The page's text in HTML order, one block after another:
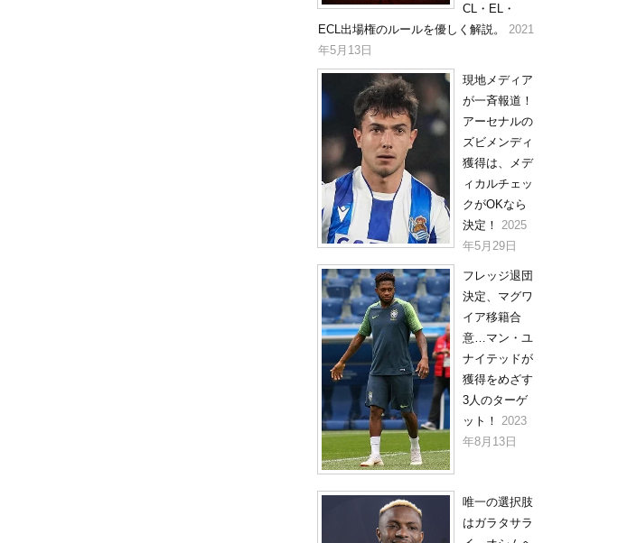
CL・EL・
ECL出場権のルールを優しく解説。
2021
年5月13日
現地メディア
が一斉報道！
アーセナルの
ズビメンディ
獲得は、メデ
ィカルチェッ
クがOKなら
決定！
2025
年5月29日
フレッジ退団
決定、マグワ
イア移籍合
意…マン・ユ
ナイテッドが
獲得をめざす
3人のターゲ
ット！ 2023
年8月13日
唯一の選択肢
はガラタサラ